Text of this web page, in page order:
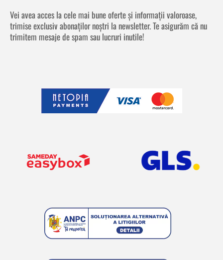
Vei avea acces la cele mai bune oferte și informații valoroase,
trimise exclusiv abonaților noștri la newsletter. Te asigurăm că nu
trimitem mesaje de spam sau lucruri inutile!